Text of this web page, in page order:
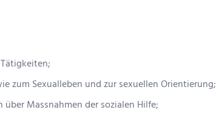
zum Sexualleben und zur sexuellen Orientierung;
Massnahmen der sozialen Hilfe;